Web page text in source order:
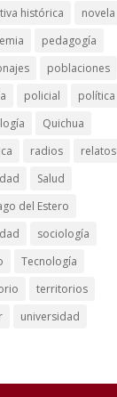
histórica
novela
pedagogía
poblaciones
policial
política
Quichua
radios
relatos
Salud
del Estero
sociología
Tecnología
territorios
universidad